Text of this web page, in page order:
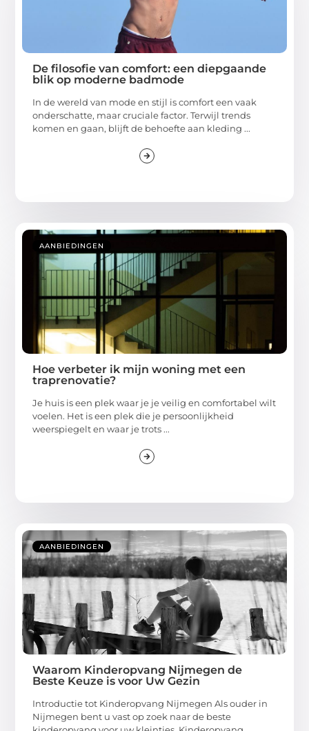
De filosofie van comfort: een diepgaande
blik op moderne badmode
In de wereld van mode en stijl is comfort een vaak
onderschatte, maar cruciale factor. Terwijl trends
komen en gaan, blijft de behoefte aan kleding ...
AANBIEDINGEN
Hoe verbeter ik mijn woning met een
traprenovatie?
Je huis is een plek waar je je veilig en comfortabel wilt
voelen. Het is een plek die je persoonlijkheid
weerspiegelt en waar je trots ...
AANBIEDINGEN
Waarom Kinderopvang Nijmegen de
Beste Keuze is voor Uw Gezin
Introductie tot Kinderopvang Nijmegen Als ouder in
Nijmegen bent u vast op zoek naar de beste